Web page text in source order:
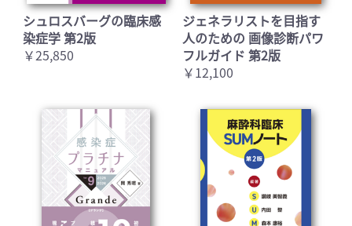
シュロスバーグの臨床感
染症学 第2版
￥25,850
ジェネラリストを目指す
人のための 画像診断パワ
フルガイド 第2版
￥12,100